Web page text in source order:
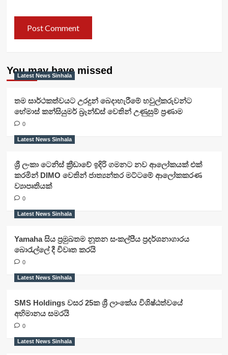
You may have missed
Latest News Sinhala
තම සාර්ථකත්වයට උරදුන් බෙදාහැරීමේ හවුල්කරුවන්ට
හේමාස් කන්සියුමර් බ්‍රෑන්ඩ්ස් වෙතින් උණුසුම් ප්‍රණාම
0
Latest News Sinhala
ශ්‍රී ලංකා ටෙනිස් ක්‍රීඩාවේ ඉදිරි ගමනට නව ආලෝකයක් එක්
කරමින් DIMO වෙතින් ජාත්‍යන්තර මට්ටමේ ආලෝකකරණ
ව්‍යාපෘතියක්
0
Latest News Sinhala
Yamaha සිය ප්‍රමුඛතම නූතන සංකල්පීය ප්‍රදර්ශනාගාරය
බොරැල්ලේ දී විවෘත කරයි
0
Latest News Sinhala
SMS Holdings වසර 25ක ශ්‍රී ලාංකේය විශිෂ්ඨත්වයේ
අභිමානය සමරයි
0
Latest News Sinhala